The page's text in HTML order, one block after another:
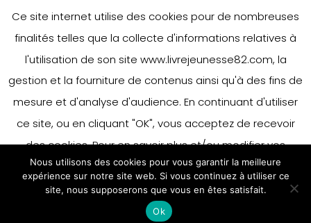
Ce site internet utilise des cookies pour de nombreuses
finalités telles que la collecte d'informations relatives à
l'utilisation de son site www.livrejeunesse82.com, la
gestion et la fourniture de contenus ainsi qu'à des fins de
mesure et d'analyse d'audience. En continuant d'utiliser
ce site, ou en cliquant "OK", vous acceptez de recevoir
des cookies. Pour en savoir plus et/ou modifier vos
préférences en matière de cookies, merci de vous référer
à notre politique sur les cookies.
Accepter
En savoir plus
Nous utilisons des cookies pour vous garantir la meilleure
expérience sur notre site web. Si vous continuez à utiliser ce
site, nous supposerons que vous en êtes satisfait.
Ok